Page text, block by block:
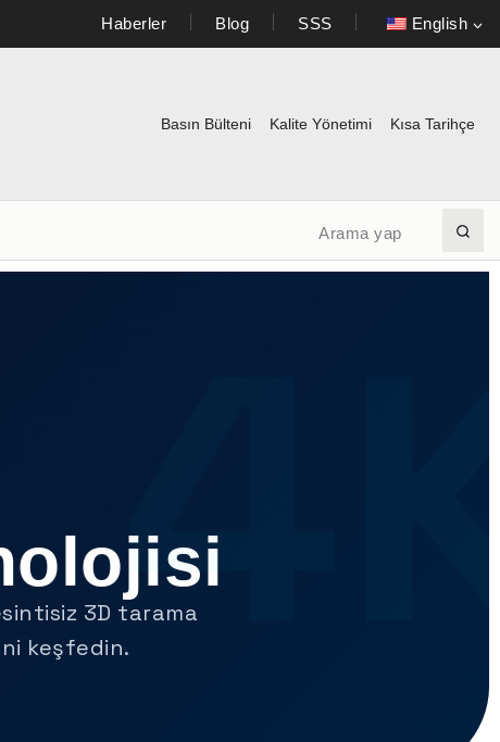
Haberler Blog SSS English
Basın Bülteni Kalite Yönetimi Kısa Tarihçe
3D tarama
keşfedin.